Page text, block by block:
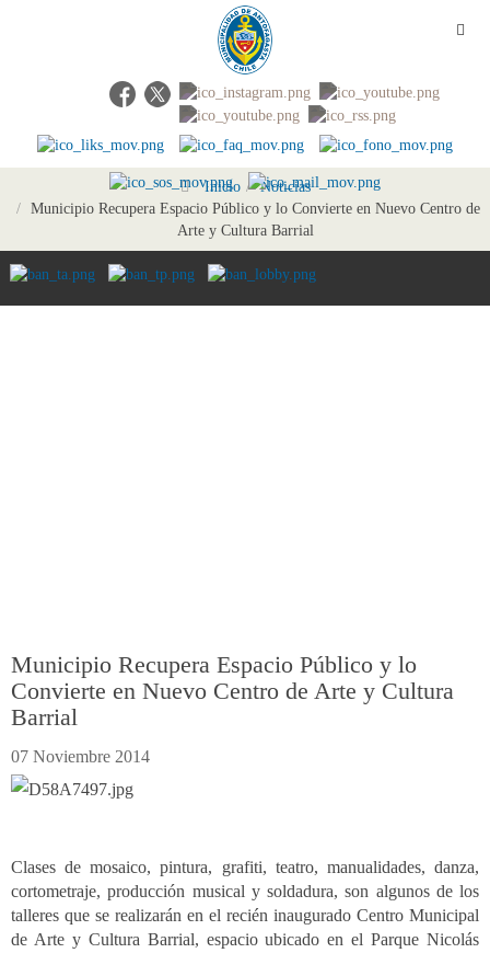
Inicio
Noticias
Municipio Recupera Espacio Público y lo Convierte en Nuevo Centro de
Arte y Cultura Barrial
Municipio Recupera Espacio Público y lo
Convierte en Nuevo Centro de Arte y Cultura
Barrial
07 Noviembre 2014
Clases de mosaico, pintura, grafiti, teatro, manualidades, danza,
cortometraje, producción musical y soldadura, son algunos de los
talleres que se realizarán en el recién inaugurado Centro Municipal
de Arte y Cultura Barrial, espacio ubicado en el Parque Nicolás